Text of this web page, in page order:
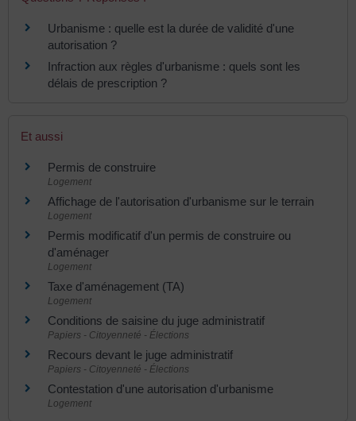
Urbanisme : quelle est la durée de validité d'une
autorisation ?
Infraction aux règles d'urbanisme : quels sont les
délais de prescription ?
Et aussi
Permis de construire
Logement
Affichage de l'autorisation d'urbanisme sur le terrain
Logement
Permis modificatif d'un permis de construire ou
d'aménager
Logement
Taxe d'aménagement (TA)
Logement
Conditions de saisine du juge administratif
Papiers - Citoyenneté - Élections
Recours devant le juge administratif
Papiers - Citoyenneté - Élections
Contestation d'une autorisation d'urbanisme
Logement